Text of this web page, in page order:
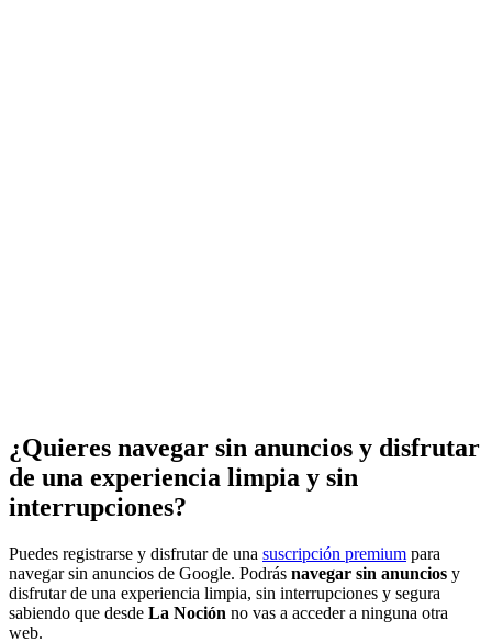
¿Quieres navegar sin anuncios y disfrutar
de una experiencia limpia y sin
interrupciones?
Puedes registrarse y disfrutar de una suscripción premium para
navegar sin anuncios de Google. Podrás navegar sin anuncios y
disfrutar de una experiencia limpia, sin interrupciones y segura
sabiendo que desde La Noción no vas a acceder a ninguna otra
web.